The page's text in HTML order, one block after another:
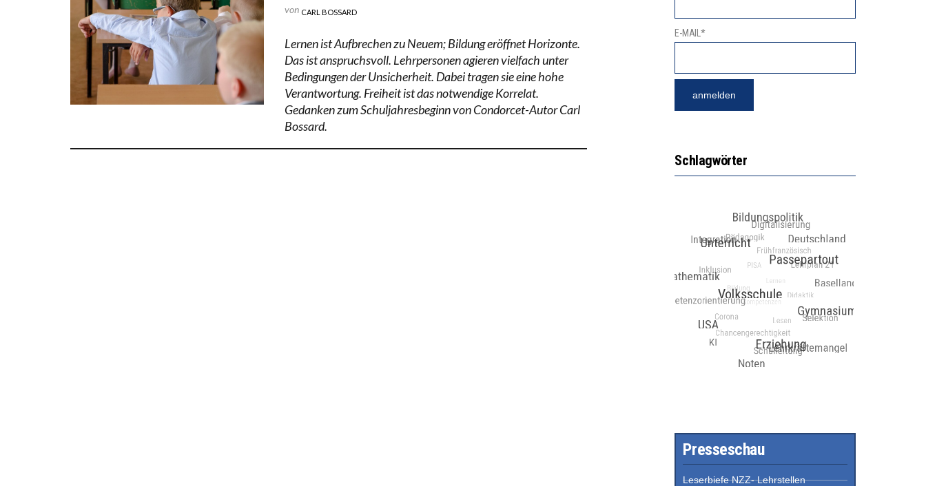
von CARL BOSSARD
Lernen ist Aufbrechen zu Neuem; Bildung eröffnet Horizonte.
Das ist anspruchsvoll. Lehrpersonen agieren vielfach unter
Bedingungen der Unsicherheit. Dabei tragen sie eine hohe
Verantwortung. Freiheit ist das notwendige Korrelat.
Gedanken zum Schuljahresbeginn von Condorcet-Autor Carl
Bossard.
E-MAIL*
Schlagwörter
Presseschau
Leserbiefe NZZ- Lehrstellen